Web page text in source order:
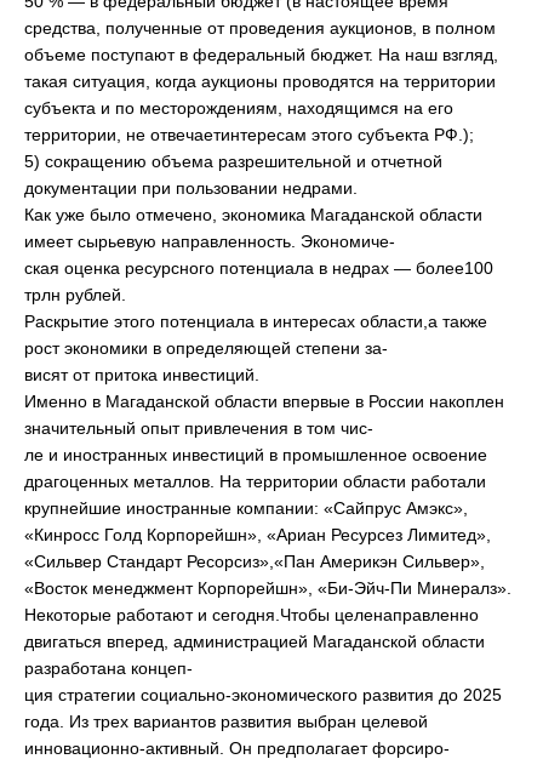
средства, полученные от проведения аукционов, в полном
объеме поступают в федеральный бюджет. На наш взгляд,
такая ситуация, когда аукционы проводятся на территории
субъекта и по месторождениям, находящимся на его
территории, не отвечаетинтересам этого субъекта РФ.);
5) сокращению объема разрешительной и отчетной
документации при пользовании недрами.
Как уже было отмечено, экономика Магаданской области
имеет сырьевую направленность. Экономиче-
ская оценка ресурсного потенциала в недрах — более100
трлн рублей.
Раскрытие этого потенциала в интересах области,а также
рост экономики в определяющей степени за-
висят от притока инвестиций.
Именно в Магаданской области впервые в России накоплен
значительный опыт привлечения в том чис-
ле и иностранных инвестиций в промышленное освоение
драгоценных металлов. На территории области работали
крупнейшие иностранные компании: «Сайпрус Амэкс»,
«Кинросс Голд Корпорейшн», «Ариан Ресурсез Лимитед»,
«Сильвер Стандарт Ресорсиз»,«Пан Америкэн Сильвер»,
«Восток менеджмент Корпорейшн», «Би-Эйч-Пи Минералз».
Некоторые работают и сегодня.Чтобы целенаправленно
двигаться вперед, администрацией Магаданской области
разработана концеп-
ция стратегии социально-экономического развития до 2025
года. Из трех вариантов развития выбран целевой
инновационно-активный. Он предполагает форсиро-